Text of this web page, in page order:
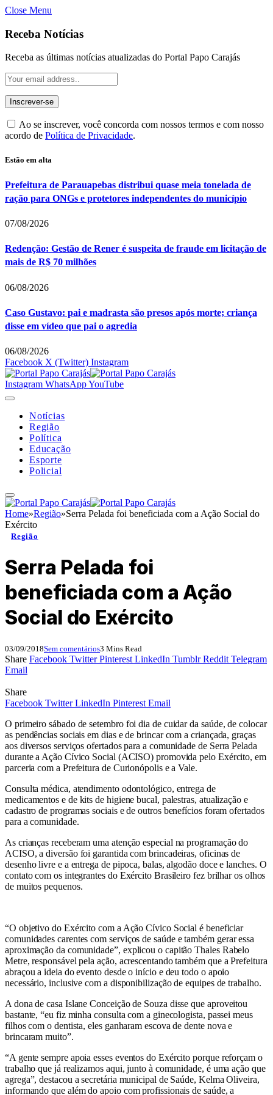
Close Menu
Receba Notícias
Receba as últimas notícias atualizadas do Portal Papo Carajás
Ao se inscrever, você concorda com nossos termos e com nosso
acordo de Política de Privacidade.
Estão em alta
Prefeitura de Parauapebas distribui quase meia tonelada de
ração para ONGs e protetores independentes do município
07/08/2026
Redenção: Gestão de Rener é suspeita de fraude em licitação de
mais de R$ 70 milhões
06/08/2026
Caso Gustavo: pai e madrasta são presos após morte; criança
disse em vídeo que pai o agredia
06/08/2026
Facebook X (Twitter) Instagram
Instagram WhatsAppYouTube
Notícias
Região
Política
Educação
Esporte
Policial
Home»Região»Serra Pelada foi beneficiada com a Ação Social do
Exército
Região
Serra Pelada foi
beneficiada com a Ação
Social do Exército
03/09/2018Sem comentários3 Mins Read
Share Facebook Twitter Pinterest LinkedIn Tumblr Reddit Telegram
Email
Share
Facebook Twitter LinkedIn Pinterest Email
O primeiro sábado de setembro foi dia de cuidar da saúde, de colocar
as pendências sociais em dias e de brincar com a criançada, graças
aos diversos serviços ofertados para a comunidade de Serra Pelada
durante a Ação Cívico Social (ACISO) promovida pelo Exército, em
parceria com a Prefeitura de Curionópolis e a Vale.
Consulta médica, atendimento odontológico, entrega de
medicamentos e de kits de higiene bucal, palestras, atualização e
cadastro de programas sociais e de outros benefícios foram ofertados
para a comunidade.
As crianças receberam uma atenção especial na programação do
ACISO, a diversão foi garantida com brincadeiras, oficinas de
desenho livre e a entrega de pipoca, balas, algodão doce e lanches. O
contato com os integrantes do Exército Brasileiro fez brilhar os olhos
de muitos pequenos.
“O objetivo do Exército com a Ação Cívico Social é beneficiar
comunidades carentes com serviços de saúde e também gerar essa
aproximação da comunidade”, explicou o capitão Thales Rabelo
Metre, responsável pela ação, acrescentando também que a Prefeitura
abraçou a ideia do evento desde o início e deu todo o apoio
necessário, inclusive com a disponibilização de equipes de trabalho.
A dona de casa Islane Conceição de Souza disse que aproveitou
bastante, “eu fiz minha consulta com a ginecologista, passei meus
filhos com o dentista, eles ganharam escova de dente nova e
brincaram muito”.
“A gente sempre apoia esses eventos do Exército porque reforçam o
trabalho que já realizamos aqui, junto à comunidade, é uma ação que
agrega”, destacou a secretária municipal de Saúde, Kelma Oliveira,
informando que além do apoio com profissionais de saúde, a